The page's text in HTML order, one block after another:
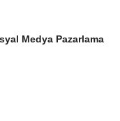
Medya Pazarlama